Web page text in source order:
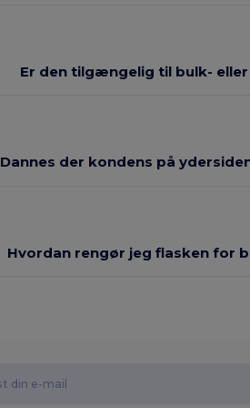
Er den tilgængelig til bulk-
Dannes der kondens på
Hvordan rengør jeg flasken for